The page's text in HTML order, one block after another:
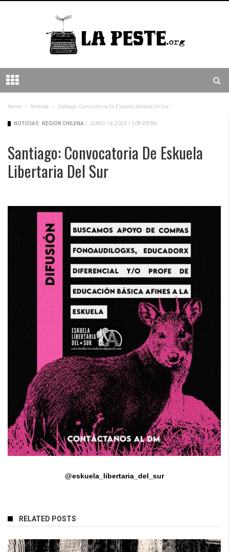
Home Noticias Santiago: Convocatoria De Eskuela Libertaria Del Sur
NOTICIAS REGIÓN CHILENA / JUNIO 16, 2026 / 509 VIEWS
Santiago: Convocatoria De Eskuela
Libertaria Del Sur
@eskuela_libertaria_del_sur
RELATED POSTS